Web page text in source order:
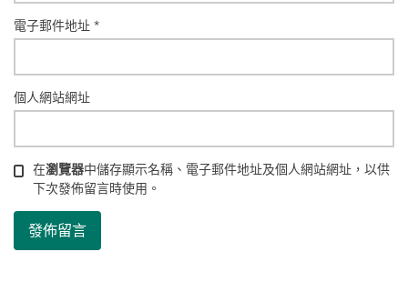
電子郵件地址*
個人網站網址
在瀏覽器中儲存顯示名稱、電子郵件地址及個人網站網址，以供
下次發佈留言時使用。